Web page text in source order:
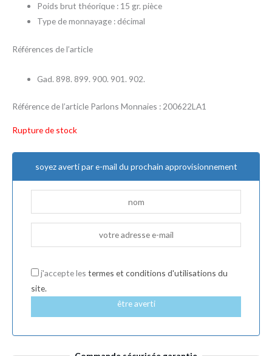
Poids brut théorique : 15 gr. pièce
Type de monnayage : décimal
Références de l’article
Gad. 898. 899. 900. 901. 902.
Référence de l’article Parlons Monnaies : 200622LA1
Rupture de stock
soyez averti par e-mail du prochain approvisionnement
j'accepte les termes et conditions d'utilisations du
site.
être averti